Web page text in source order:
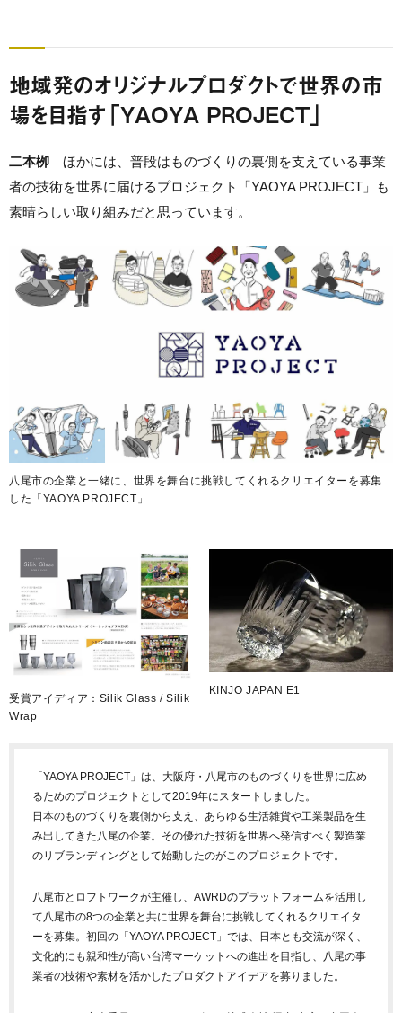
地域発のオリジナルプロダクトで世界の市
場を目指す「YAOYA PROJECT」
二本栁 ほかには、普段はものづくりの裏側を支えている事業
者の技術を世界に届けるプロジェクト「YAOYA PROJECT」も
素晴らしい取り組みだと思っています。
八尾市の企業と一緒に、世界を舞台に挑戦してくれるクリエイターを募集
した「YAOYA PROJECT」
受賞アイディア：Silik Glass / Silik
Wrap
KINJO JAPAN E1
「YAOYA PROJECT」は、大阪府・八尾市のものづくりを世界に広め
るためのプロジェクトとして2019年にスタートしました。
日本のものづくりを裏側から支え、あらゆる生活雑貨や工業製品を生
み出してきた八尾の企業。その優れた技術を世界へ発信すべく製造業
のリブランディングとして始動したのがこのプロジェクトです。
八尾市とロフトワークが主催し、AWRDのプラットフォームを活用し
て八尾市の8つの企業と共に世界を舞台に挑戦してくれるクリエイタ
ーを募集。初回の「YAOYA PROJECT」では、日本とも交流が深く、
文化的にも親和性が高い台湾マーケットへの進出を目指し、八尾の事
業者の技術や素材を活かしたプロダクトアイデアを募りました。